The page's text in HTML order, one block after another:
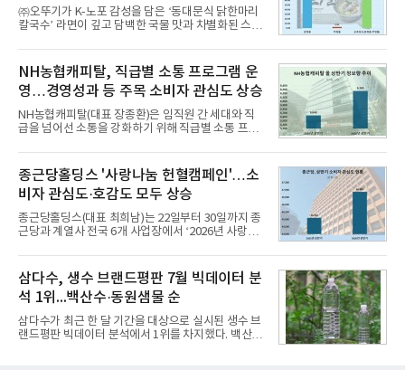
행 완성도 ▲첨단 편의 및 디지털 사양 적용 등을 통해
글로벌 준중형 세단의 새로운 기준을 세웠다.아반떼
는 가솔린 2.0과 1.6 하이브리드 두 가지 파워트레인
넘
㈜오뚜기가 K-노포 감성을 담은 ‘동대문식 닭한마리
칼국수’ 라면이 깊고 담백한 국물 맛과 차별화된 스토
혔다.‘동대문식 닭한마리 칼국수’는 예상을 뛰어넘는
소비자 호응에 힘입어 지난 7월 13일 첫 선을 보인 지
단 18일 만에 누적 판매량 50만 개를 돌파하는 성과를
거두었다.이번 신제품은 개발진이 전국의 닭한마리
전문점을 직접 찾아 다니며 최적의 육수 비율을 완성
했다. 자극적이지 않으면서도 깊은 닭육수에 마늘의
개운한 풍미를 더했으며, 국물이 잘 배어들면서도 쫄
서도
NH농협캐피탈, 직급별 소통 프로그램 운
영…경영성과 등 주목 소비자 관심도 상승
NH농협캐피탈(대표 장종환)은 임직원 간 세대와 직
급을 넘어선 소통을 강화하기 위해 직급별 소통 프로
부터 30일까지 서울 원센티널 NH농협캐피탈타워 22
층에서 운영했다고 31일 밝혔다.이번 프로그램은 경
영지원부 홍보팀과 2026년 새로이(e)＊가 공동 주관
했으며, ▲팀장·부장(7.27), ▲계장·주임(7.28), ▲과
장·차장(7.29), ▲대리(7.30) 등 직급별로 총 4회에 걸
쳐 진행됐다.참고로 새로이(e)는 NH농협캐피탈 MZ
세대들로(과장~계장) 구성된 자율 참여조직으로, 조
반에 전파하는 역할
종근당홀딩스 '사랑나눔 헌혈캠페인'…소
비자 관심도·호감도 모두 상승
종근당홀딩스(대표 최희남)는 22일부터 30일까지 종
근당과 계열사 전국 6개 사업장에서 ‘2026년 사랑나
인은 장마와 폭염, 여름휴가 등으로 헌혈 참여가 줄어
드는 시기에 안정적 혈액 수급에 기여하고 생명나눔
문화를 확산하기 위해 마련됐다.캠페인은 종근당 천
안공장을 시작으로 ▲효종연구소 ▲종근당바이오 안
산공장 ▲경보제약 아산본사 ▲종근당건강 당진공장
▲종근당 본사 등 전국 6개 사업장에서 릴레이 방식
으로 이어졌다.캠페인 기간에는 임직원의 참여를 독
삼다수, 생수 브랜드평판 7월 빅데이터 분
석 1위...백산수·동원샘물 순
삼다수가 최근 한 달 기간을 대상으로 실시된 생수 브
랜드평판 빅데이터 분석에서 1위를 차지했다. 백산수